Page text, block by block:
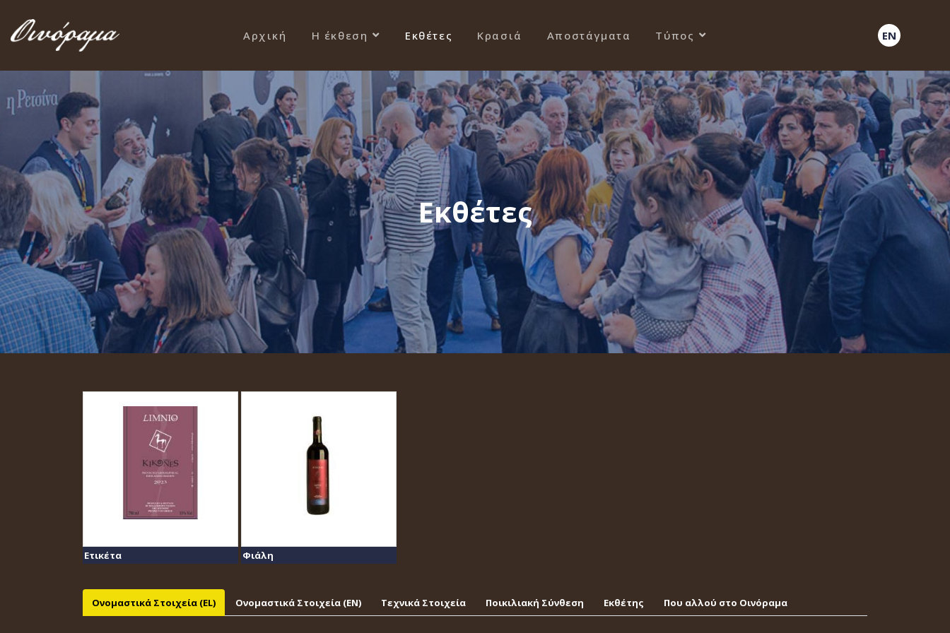
Αρχική Η έκθεση Εκθέτες Κρασιά Αποστάγματα Τύπος EN
Εκθέτες
Ετικέτα Φιάλη
Ονομαστικά Στοιχεία (EL) Ονομαστικά Στοιχεία (EΝ) Τεχνικά Στοιχεία Ποικιλιακή Σύνθεση Εκθέτης Που αλλού στο Οινόραμα